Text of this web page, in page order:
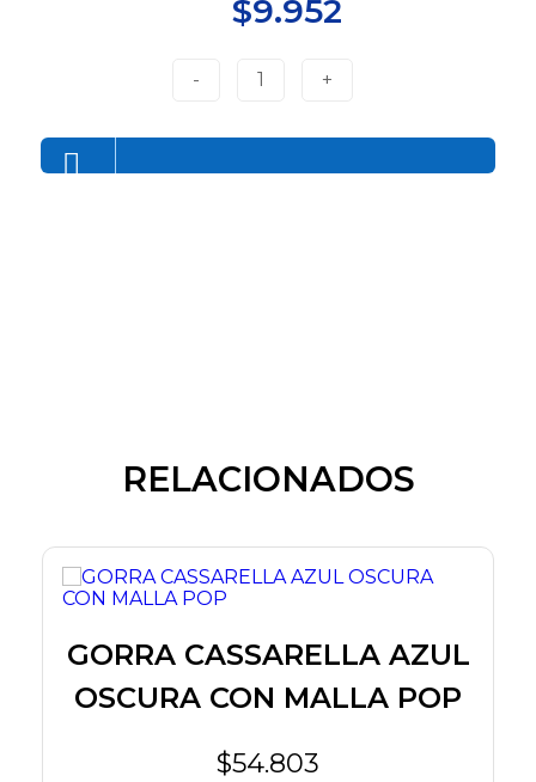
$9.952
- 1 +
RELACIONADOS
GORRA CASSARELLA AZUL
OSCURA CON MALLA POP
$54.803